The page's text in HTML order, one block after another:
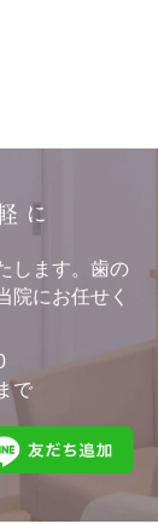
に
します。歯の
院にお任せく
で